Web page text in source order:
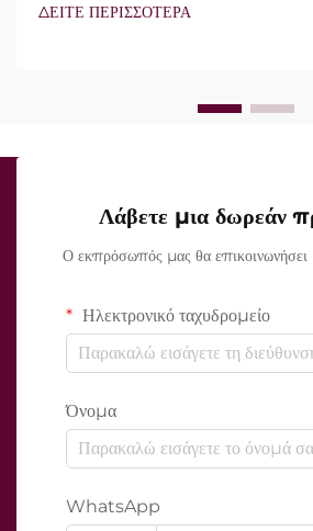
χαρακτηριστικά υπάρχουν, αλλά πώς
ΔΕΙΤΕ ΠΕΡΙΣΣΟΤΕΡΑ
Λάβετε μια δωρεάν
Ο εκπρόσωπός μας θα επικοινωνήσει
Ηλεκτρονικό ταχυδρομείο
Όνομα
WhatsApp